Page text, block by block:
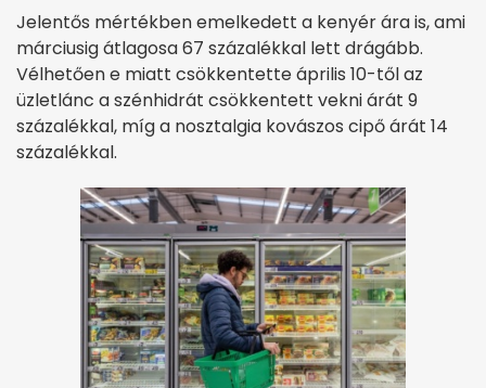
Jelentős mértékben emelkedett a kenyér ára is, ami
márciusig átlagosa 67 százalékkal lett drágább.
Vélhetően e miatt csökkentette április 10-től az
üzletlánc a szénhidrát csökkentett vekni árát 9
százalékkal, míg a nosztalgia kovászos cipő árát 14
százalékkal.